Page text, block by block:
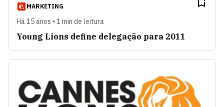
MARKETING
Há 15 anos • 1 min de leitura
Young Lions define delegação para 2011